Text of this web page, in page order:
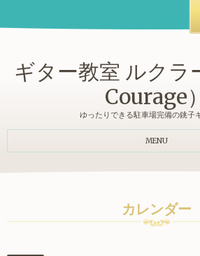
ギター教室 ルクラ
Courage）
ゆったりできる駐車場完備の銚子
MENU
カレンダー